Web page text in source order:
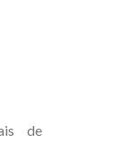
de